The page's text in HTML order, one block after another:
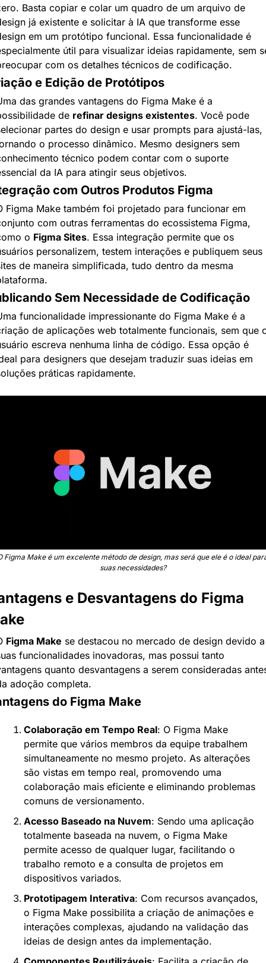
Basta copiar e colar um quadro de um arquivo de
já existente e solicitar à IA que transforme esse
em um protótipo funcional. Essa funcionalidade é
útil para visualizar ideias rapidamente, sem
com os detalhes técnicos de codificação.
e Edição de Protótipos
das grandes vantagens do Figma Make é a
de refinar designs existentes. Você pode
partes do design e usar prompts para ajustá-las,
o processo dinâmico. Mesmo designers sem
técnico podem contar com o suporte
da IA para atingir seus objetivos.
com Outros Produtos Figma
Figma Make também foi projetado para funcionar em
com outras ferramentas do ecossistema Figma,
o Figma Sites. Essa integração permite que os
personalizem, testem interações e publiquem seus
de maneira simplificada, tudo dentro da mesma
Sem Necessidade de Codificação
funcionalidade impressionante do Figma Make é a
de aplicações web totalmente funcionais, sem que
escreva nenhuma linha de código. Essa opção é
para designers que desejam traduzir suas ideias em
práticas rapidamente.
Figma Make é um excelente método de design, mas será que ele é o ideal
suas necessidades?
e Desvantagens do Figma
Figma Make se destacou no mercado de design devido a
funcionalidades inovadoras, mas possui tanto
quanto desvantagens a serem consideradas
adoção completa.
do Figma Make
Colaboração em Tempo Real: O Figma Make
permite que vários membros da equipe trabalhem
simultaneamente no mesmo projeto. As alterações
são vistas em tempo real, promovendo uma
colaboração mais eficiente e eliminando problemas
comuns de versionamento.
Acesso Baseado na Nuvem: Sendo uma aplicação
totalmente baseada na nuvem, o Figma Make
permite acesso de qualquer lugar, facilitando o
trabalho remoto e a consulta de projetos em
dispositivos variados.
Prototipagem Interativa: Com recursos avançados,
o Figma Make possibilita a criação de animações e
interações complexas, ajudando na validação das
ideias de design antes da implementação.